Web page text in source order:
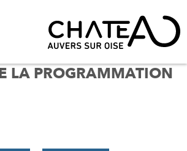
LA PROGRAMMATION